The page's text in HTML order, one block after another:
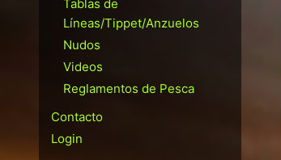
Tablas de
Líneas/Tippet/Anzuelos
Nudos
Videos
Reglamentos de Pesca
Contacto
Login